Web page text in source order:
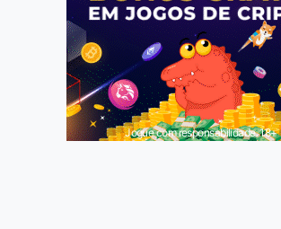
Jogue com responsabilidade. 18+